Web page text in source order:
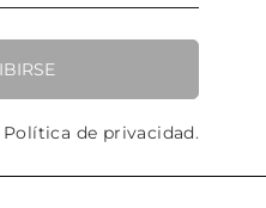
Política de privacidad.